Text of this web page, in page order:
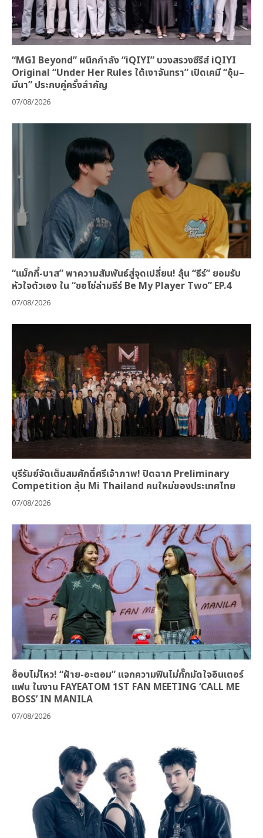
“MGI Beyond” ผนึกกำลัง “iQIYI” บวงสรวงซีรีส์ iQIYI
Original “Under Her Rules ใต้เงาจันทรา” เปิดเคมี “อุ้ม–
มีนา” ประกบคู่ครั้งสำคัญ
07/08/2026
“แม็กกี้-บาส” พาความสัมพันธ์สู่จุดเปลี่ยน! ลุ้น “ธีร์” ยอมรับ
หัวใจตัวเอง ใน “ซอโซ่ล่ามธีร์ Be My Player Two” EP.4
07/08/2026
บุรีรัมย์จัดเต็มสมศักดิ์ศรีเจ้าภาพ! ปิดฉาก Preliminary
Competition ลุ้น Mi Thailand คนใหม่ของประเทศไทย
07/08/2026
ฮ็อบไม่ไหว! “ฝ้าย-อะตอม” แจกความฟินไม่กั๊กมัดใจอินเตอร์
แฟน ในงาน FAYEATOM 1ST FAN MEETING ‘CALL ME
BOSS’ IN MANILA
07/08/2026